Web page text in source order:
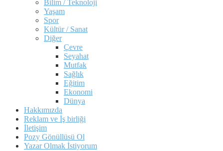
Bilim / Teknoloji
Yaşam
Spor
Kültür / Sanat
Diğer
Çevre
Seyahat
Mutfak
Sağlık
Eğitim
Ekonomi
Dünya
Hakkımızda
Reklam ve İş birliği
İletişim
Pozy Gönüllüsü Ol
Yazar Olmak İstiyorum